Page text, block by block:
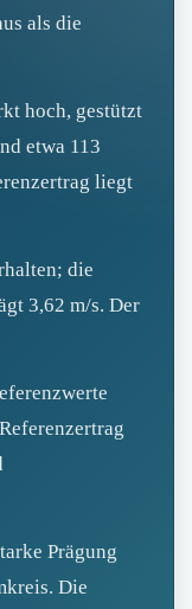
als die
hoch, gestützt
etwa 113
liegt
die
3,62 m/s. Der
Prägung
Die